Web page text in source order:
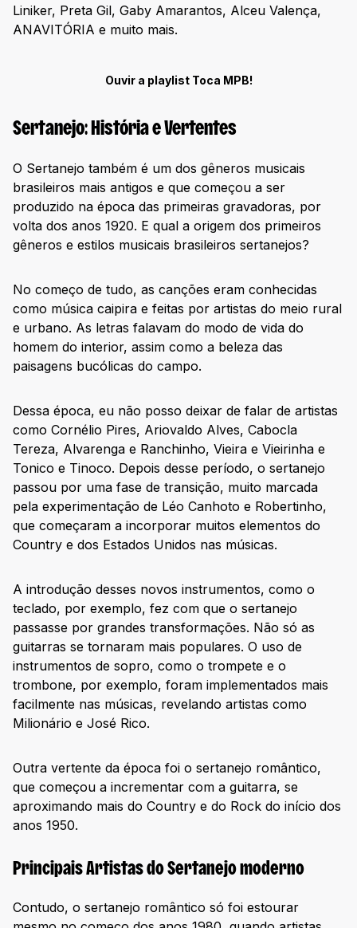
Liniker, Preta Gil, Gaby Amarantos, Alceu Valença,
ANAVITÓRIA e muito mais.
Ouvir a playlist Toca MPB!
Sertanejo: História e Vertentes
O Sertanejo também é um dos gêneros musicais
brasileiros mais antigos e que começou a ser
produzido na época das primeiras gravadoras, por
volta dos anos 1920. E qual a origem dos primeiros
gêneros e estilos musicais brasileiros sertanejos?
No começo de tudo, as canções eram conhecidas
como música caipira e feitas por artistas do meio rural
e urbano. As letras falavam do modo de vida do
homem do interior, assim como a beleza das
paisagens bucólicas do campo.
Dessa época, eu não posso deixar de falar de artistas
como Cornélio Pires, Ariovaldo Alves, Cabocla
Tereza, Alvarenga e Ranchinho, Vieira e Vieirinha e
Tonico e Tinoco. Depois desse período, o sertanejo
passou por uma fase de transição, muito marcada
pela experimentação de Léo Canhoto e Robertinho,
que começaram a incorporar muitos elementos do
Country e dos Estados Unidos nas músicas.
A introdução desses novos instrumentos, como o
teclado, por exemplo, fez com que o sertanejo
passasse por grandes transformações. Não só as
guitarras se tornaram mais populares. O uso de
instrumentos de sopro, como o trompete e o
trombone, por exemplo, foram implementados mais
facilmente nas músicas, revelando artistas como
Milionário e José Rico.
Outra vertente da época foi o sertanejo romântico,
que começou a incrementar com a guitarra, se
aproximando mais do Country e do Rock do início dos
anos 1950.
Principais Artistas do Sertanejo moderno
Contudo, o sertanejo romântico só foi estourar